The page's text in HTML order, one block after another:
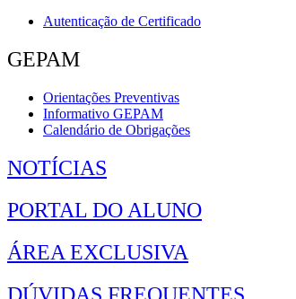
Autenticação de Certificado
GEPAM
Orientações Preventivas
Informativo GEPAM
Calendário de Obrigações
NOTÍCIAS
PORTAL DO ALUNO
ÁREA EXCLUSIVA
DÚVIDAS FREQUENTES